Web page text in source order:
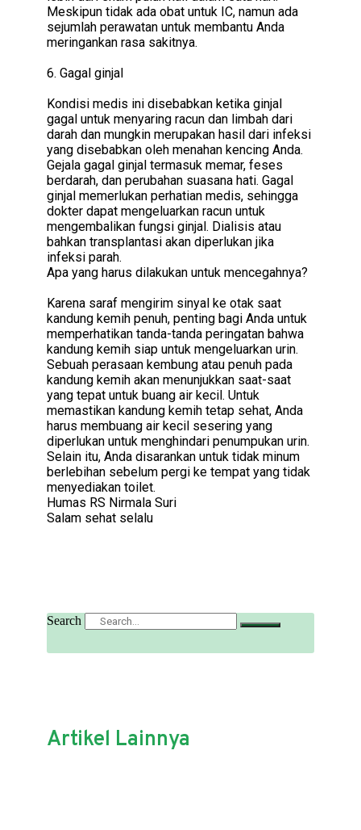
Meskipun tidak ada obat untuk IC, namun ada
sejumlah perawatan untuk membantu Anda
meringankan rasa sakitnya.
6. Gagal ginjal
Kondisi medis ini disebabkan ketika ginjal
gagal untuk menyaring racun dan limbah dari
darah dan mungkin merupakan hasil dari infeksi
yang disebabkan oleh menahan kencing Anda.
Gejala gagal ginjal termasuk memar, feses
berdarah, dan perubahan suasana hati. Gagal
ginjal memerlukan perhatian medis, sehingga
dokter dapat mengeluarkan racun untuk
mengembalikan fungsi ginjal. Dialisis atau
bahkan transplantasi akan diperlukan jika
infeksi parah.
Apa yang harus dilakukan untuk mencegahnya?
Karena saraf mengirim sinyal ke otak saat
kandung kemih penuh, penting bagi Anda untuk
memperhatikan tanda-tanda peringatan bahwa
kandung kemih siap untuk mengeluarkan urin.
Sebuah perasaan kembung atau penuh pada
kandung kemih akan menunjukkan saat-saat
yang tepat untuk buang air kecil. Untuk
memastikan kandung kemih tetap sehat, Anda
harus membuang air kecil sesering yang
diperlukan untuk menghindari penumpukan urin.
Selain itu, Anda disarankan untuk tidak minum
berlebihan sebelum pergi ke tempat yang tidak
menyediakan toilet.
Humas RS Nirmala Suri
Salam sehat selalu
Search
Artikel Lainnya